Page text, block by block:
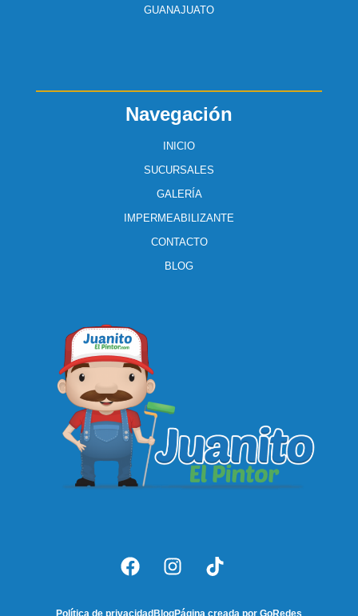
Navegación
INICIO
SUCURSALES
GALERÍA
IMPERMEABILIZANTE
CONTACTO
BLOG
GUANAJUATO
Política de privacidad BlogPágina creada por GoRedes